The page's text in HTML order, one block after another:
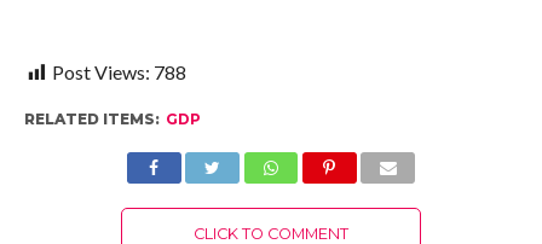
Post Views: 788
RELATED ITEMS: GDP
CLICK TO COMMENT